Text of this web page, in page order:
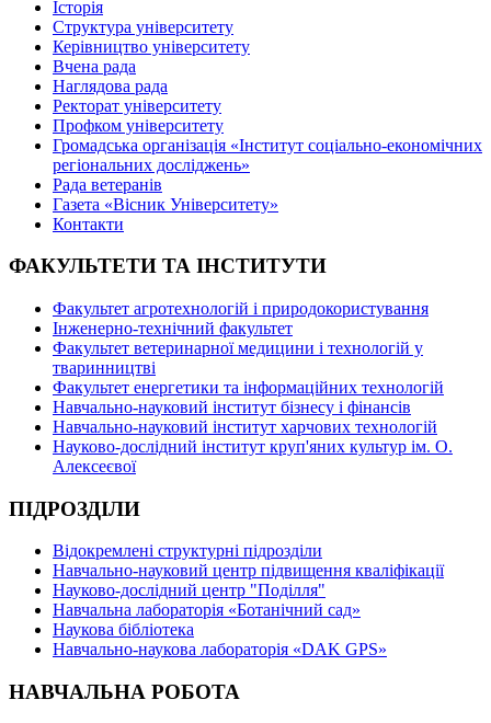
Історія
Структура університету
Керівництво університету
Вчена рада
Наглядова рада
Ректорат університету
Профком університету
Громадська організація «Інститут соціально-економічних
регіональних досліджень»
Рада ветеранів
Газета «Вісник Університету»
Контакти
ФАКУЛЬТЕТИ ТА ІНСТИТУТИ
Факультет агротехнологій і природокористування
Інженерно-технічний факультет
Факультет ветеринарної медицини і технологій у
тваринництві
Факультет енергетики та інформаційних технологій
Навчально-науковий інститут бізнесу і фінансів
Навчально-науковий інститут харчових технологій
Науково-дослідний інститут круп'яних культур ім. О.
Алексеєвої
ПІДРОЗДІЛИ
Відокремлені структурні підрозділи
Навчально-науковий центр підвищення кваліфікації
Науково-дослідний центр "Поділля"
Навчальна лабораторія «Ботанічний сад»
Наукова бібліотека
Навчально-наукова лабораторія «DAK GPS»
НАВЧАЛЬНА РОБОТА